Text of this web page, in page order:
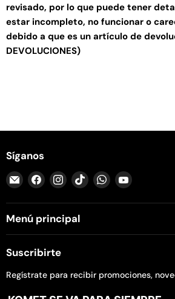
revisado, por lo que puede tener
estar incompleto, no funcionar o
debido a que es un artículo de
DEVOLUCIONES)
Síganos
Encuéntrenos
en
Correo
electrónico
Encuéntrenos
en
Facebook
Encuéntrenos
en
Instagram
Encuéntrenos
en
TikTok
Encuéntrenos
en
WhatsApp
YouTube
Menú principal
Suscribirte
Regístrate para recibir promociones,